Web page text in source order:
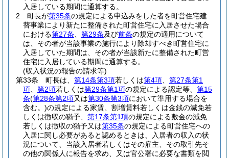
入居している期間に通算する。
2
町長が第35条の規定による申込みをした者を町営住宅建
替事業により新たに整備された町営住宅に入居させた場合
における第27条 第29条及び前条の規定の適用について
は、その者が当該事業の施行により除却すべき町営住宅に
入居していた期間は、その者が当該新たに整備された町営
住宅に入居している期間に通算する。
(収入状況の報告の請求等)
第33条
町長は、 第14条第3項若しくは第4項
第27条第1
項
第2項若しくは第29条第1項の規定による認定等、 第15
条(第28条第2項又は第30条第3項において準用する場合を
含む。)の規定による家賃、割増賃料若しくは金銭の減免若
しくは徴収の猶予、 第17条第1項の規定による敷金の減免
若しくは徴収の猶予又は第35条の規定による町営住宅への
入居に関し必要があると認めるときは、入居者の収入の状
況について、当該入居者若しくはその雇主、その取引先そ
の他の関係人に報告を求め、又は官公署に必要な書類を閲